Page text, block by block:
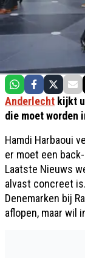
Anderlecht kijkt
die moet worden
Hamdi Harbaoui
er moet een
Laatste Nieuws
alvast concreet
Denemarken bij
aflopen, maar wil